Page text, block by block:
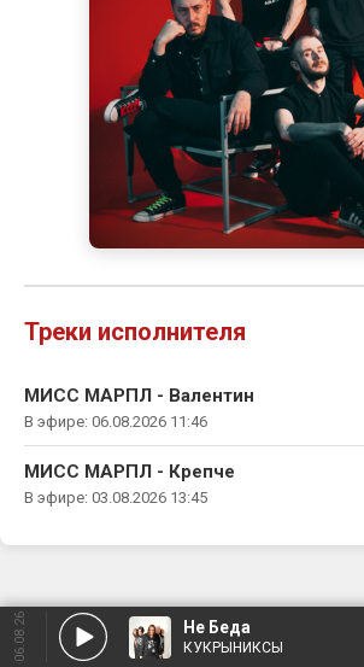
Треки исполнителя
МИСС МАРПЛ - Валентин
В эфире: 06.08.2026 11:46
МИСС МАРПЛ - Крепче
В эфире: 03.08.2026 13:45
06.08.26 Не Беда
КУКРЫНИКСЫ